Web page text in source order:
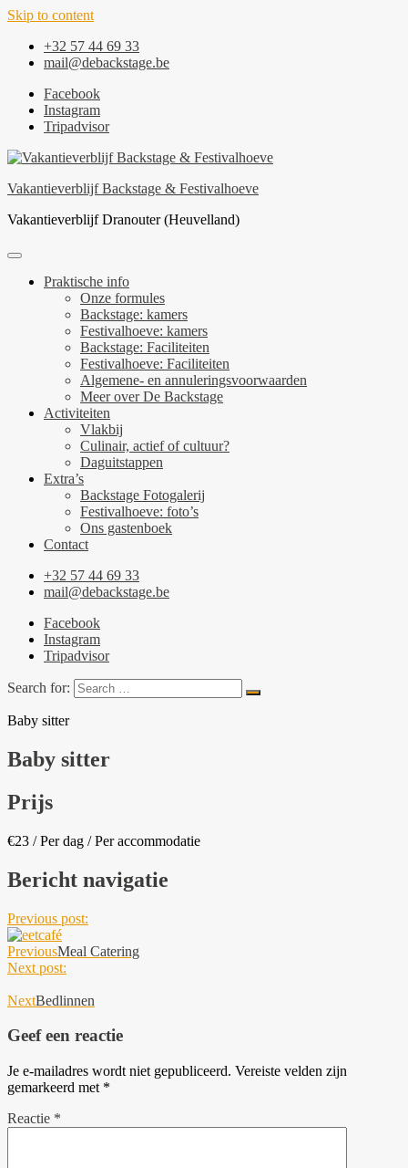
Skip to content
+32 57 44 69 33
mail@debackstage.be
Facebook
Instagram
Tripadvisor
Vakantieverblijf Backstage & Festivalhoeve
Vakantieverblijf Dranouter (Heuvelland)
Praktische info
Onze formules
Backstage: kamers
Festivalhoeve: kamers
Backstage: Faciliteiten
Festivalhoeve: Faciliteiten
Algemene- en annuleringsvoorwaarden
Meer over De Backstage
Activiteiten
Vlakbij
Culinair, actief of cultuur?
Daguitstappen
Extra’s
Backstage Fotogalerij
Festivalhoeve: foto’s
Ons gastenboek
Contact
+32 57 44 69 33
mail@debackstage.be
Facebook
Instagram
Tripadvisor
Search for:
Baby sitter
Baby sitter
Prijs
€23 / Per dag / Per accommodatie
Bericht navigatie
Previous post:
PreviousMeal Catering
Next post:
NextBedlinnen
Geef een reactie
Je e-mailadres wordt niet gepubliceerd. Vereiste velden zijn
gemarkeerd met *
Reactie *